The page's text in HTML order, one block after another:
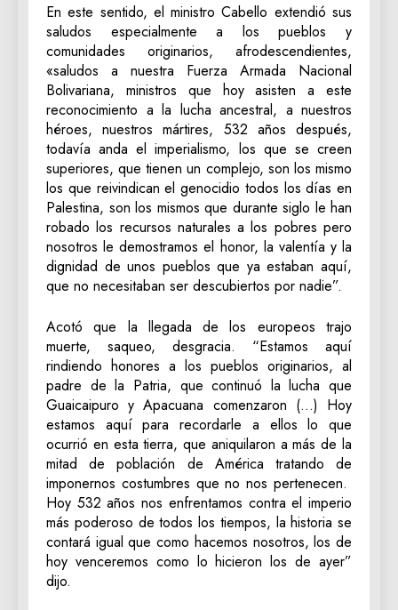
En este sentido, el ministro Cabello extendió sus
saludos especialmente a los pueblos y
comunidades originarios, afrodescendientes,
«saludos a nuestra Fuerza Armada Nacional
Bolivariana, ministros que hoy asisten a este
reconocimiento a la lucha ancestral, a nuestros
héroes, nuestros mártires, 532 años después,
todavía anda el imperialismo, los que se creen
superiores, que tienen un complejo, son los mismo
los que reivindican el genocidio todos los días en
Palestina, son los mismos que durante siglo le han
robado los recursos naturales a los pobres pero
nosotros le demostramos el honor, la valentía y la
dignidad de unos pueblos que ya estaban aquí,
que no necesitaban ser descubiertos por nadie”.
Acotó que la llegada de los europeos trajo
muerte, saqueo, desgracia. “Estamos aquí
rindiendo honores a los pueblos originarios, al
padre de la Patria, que continuó la lucha que
Guaicaipuro y Apacuana comenzaron (…) Hoy
estamos aquí para recordarle a ellos lo que
ocurrió en esta tierra, que aniquilaron a más de la
mitad de población de América tratando de
imponernos costumbres que no nos pertenecen.
Hoy 532 años nos enfrentamos contra el imperio
más poderoso de todos los tiempos, la historia se
contará igual que como hacemos nosotros, los de
hoy venceremos como lo hicieron los de ayer”
dijo.